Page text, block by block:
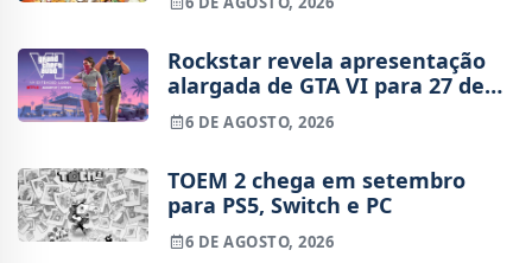
Rockstar revela apresentação
alargada de GTA VI para 27 de
agosto
6 DE AGOSTO, 2026
TOEM 2 chega em setembro
para PS5, Switch e PC
6 DE AGOSTO, 2026